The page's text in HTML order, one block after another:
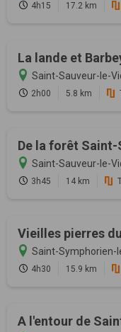
4h15 17.2 km
La lande et
Saint-Sauveur-le-
2h00 5.8 km
De la forêt Saint-
Saint-Sauveur-le-
3h45 14 km
Vieilles pierres
Saint-Symphorien-
4h30 15.9 km
A l'entour de